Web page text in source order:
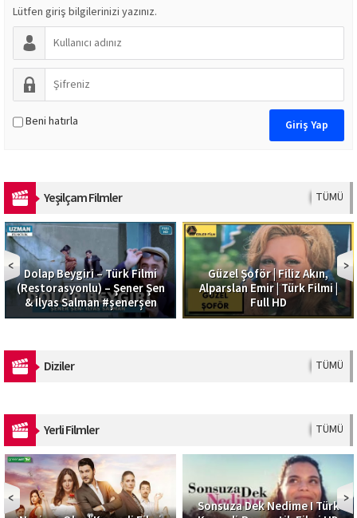
Lütfen giriş bilgilerinizi yazınız.
Beni hatırla
Yeşilçam Filmler TÜMÜ
Dolap Beygiri – Türk Filmi
(Restorasyonlu) – Şener Şen
& İlyas Salman #şenerşen
Güzel Şoför | Filiz Akın,
Alparslan Emir | Türk Filmi |
Full HD
Diziler TÜMÜ
Yerli Filmler TÜMÜ
Sonsuza Dek Nedime I Türk